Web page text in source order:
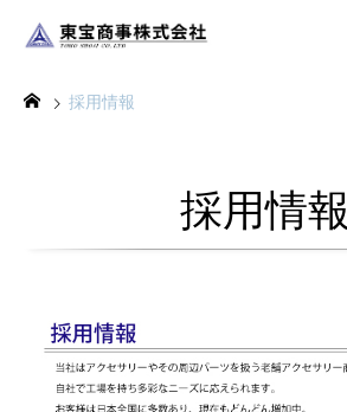
採用情報
採用情報